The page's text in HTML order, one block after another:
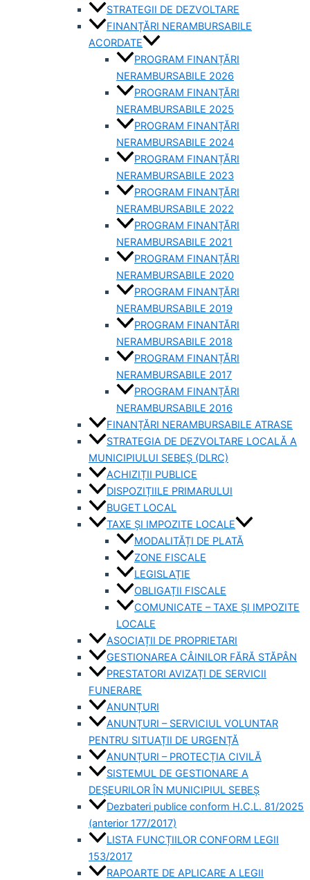
STRATEGII DE DEZVOLTARE
FINANȚĂRI NERAMBURSABILE
ACORDATE
PROGRAM FINANȚĂRI
NERAMBURSABILE 2026
PROGRAM FINANȚĂRI
NERAMBURSABILE 2025
PROGRAM FINANȚĂRI
NERAMBURSABILE 2024
PROGRAM FINANȚĂRI
NERAMBURSABILE 2023
PROGRAM FINANȚĂRI
NERAMBURSABILE 2022
PROGRAM FINANȚĂRI
NERAMBURSABILE 2021
PROGRAM FINANȚĂRI
NERAMBURSABILE 2020
PROGRAM FINANȚĂRI
NERAMBURSABILE 2019
PROGRAM FINANTĂRI
NERAMBURSABILE 2018
PROGRAM FINANȚĂRI
NERAMBURSABILE 2017
PROGRAM FINANȚĂRI
NERAMBURSABILE 2016
FINANȚĂRI NERAMBURSABILE ATRASE
STRATEGIA DE DEZVOLTARE LOCALĂ A
MUNICIPIULUI SEBEȘ (DLRC)
ACHIZIȚII PUBLICE
DISPOZIȚIILE PRIMARULUI
BUGET LOCAL
TAXE ȘI IMPOZITE LOCALE
MODALITĂȚI DE PLATĂ
ZONE FISCALE
LEGISLAȚIE
OBLIGAȚII FISCALE
COMUNICATE – TAXE ȘI IMPOZITE
LOCALE
ASOCIAȚII DE PROPRIETARI
GESTIONAREA CÂINILOR FĂRĂ STĂPÂN
PRESTATORI AVIZAȚI DE SERVICII
FUNERARE
ANUNȚURI
ANUNȚURI – SERVICIUL VOLUNTAR
PENTRU SITUAȚII DE URGENȚĂ
ANUNȚURI – PROTECȚIA CIVILĂ
SISTEMUL DE GESTIONARE A
DEȘEURILOR ÎN MUNICIPIUL SEBEȘ
Dezbateri publice conform H.C.L. 81/2025
(anterior 177/2017)
LISTA FUNCȚIILOR CONFORM LEGII
153/2017
RAPOARTE DE APLICARE A LEGII